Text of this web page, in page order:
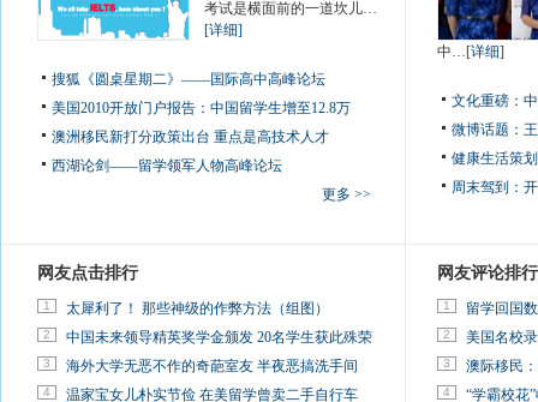
考试是横面前的一道坎儿…
[详细]
搜狐《圆桌星期二》——国际高中高峰论坛
美国2010开放门户报告：中国留学生增至12.8万
澳洲移民新打分政策出台 重点是高技术人才
西湖论剑——留学领军人物高峰论坛
更多 >>
中…[详细]
文化重磅：
微博话题：
健康生活策
周末驾到：
网友点击排行
1 太犀利了！ 那些神级的作弊方法（组图）
2 中国未来领导精英奖学金颁发 20名学生获此殊荣
3 海外大学无恶不作的奇葩室友 半夜恶搞洗手间
4 温家宝女儿朴实节俭 在美留学曾卖二手自行车
网友评论排行
1 留学回国
2 美国名校
3 澳际移民
4 “学霸校花